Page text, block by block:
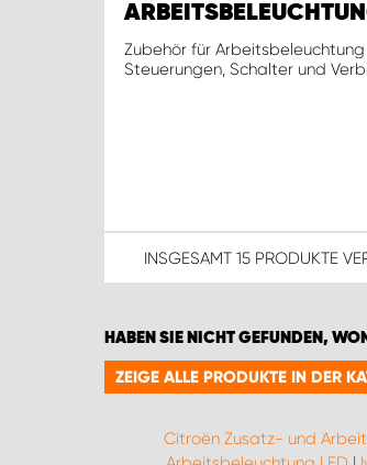
Zubehör für
Steuerungen, Schalter und
INSGESAMT 15 PRODUKTE
HABEN SIE NICHT GEFUNDEN,
ZEIGE ALLE PRODUKTE IN DER
Citroën Zusatz- und